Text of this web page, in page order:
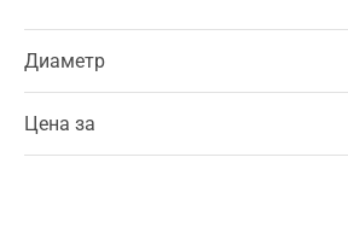
Диаметр
Цена за